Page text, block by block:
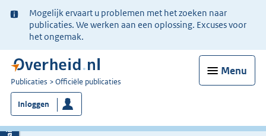
Ter
informatie:
Mogelijk ervaart u problemen met het zoeken naar
publicaties. We werken aan een oplossing. Excuses voor
het ongemak.
Menu
U
bent
nu
hier:
Publicaties Officiële publicaties
Inloggen